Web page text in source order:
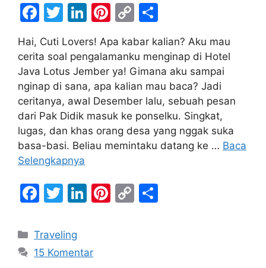
F
a
c
e
b
o
o
k
T
w
itt
er
Li
n
k
e
dI
n
Pi
nt
er
e
st
C
o
p
y
Li
n
k
h
ar
e
Hai, Cuti Lovers! Apa kabar kalian? Aku mau
cerita soal pengalamanku menginap di Hotel
Java Lotus Jember ya! Gimana aku sampai
nginap di sana, apa kalian mau baca? Jadi
ceritanya, awal Desember lalu, sebuah pesan
dari Pak Didik masuk ke ponselku. Singkat,
lugas, dan khas orang desa yang nggak suka
basa-basi. Beliau memintaku datang ke … Baca
Selengkapnya
F
c
e
T
itt
er
Li
e
Pi C
Kategori
Traveling
15 Komentar